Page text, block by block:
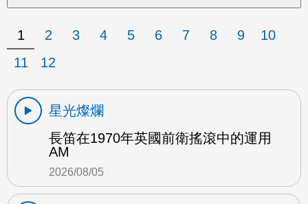
1 2 3 4 5 6 7 8 9
10
11
12
星光燦爛
長笛在1970年英國前衛搖滾中的運用
AM
2026/08/05